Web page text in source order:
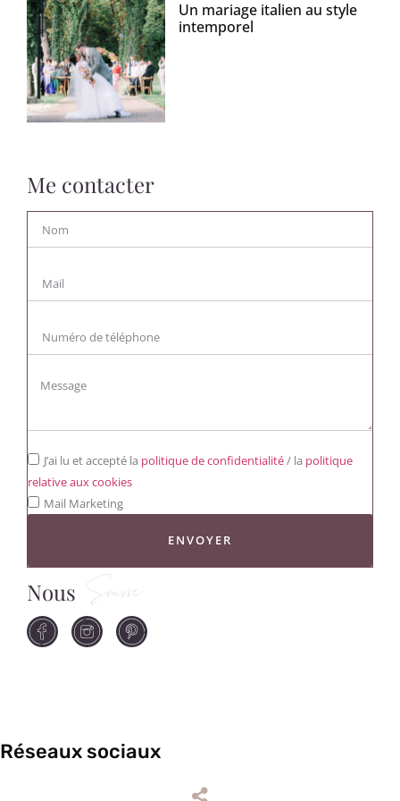
Un mariage italien au style
intemporel
Me contacter
J’ai lu et accepté la politique de confidentialité/ la politique
relative aux cookies
Mail Marketing
ENVOYER
Nous Suivre
Réseaux sociaux